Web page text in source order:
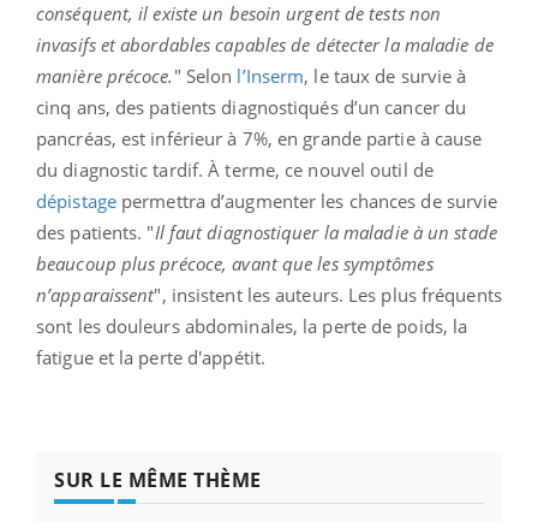
conséquent, il existe un besoin urgent de tests non
invasifs et abordables capables de détecter la maladie de
manière précoce. " Selon l’Inserm, le taux de survie à
cinq ans, des patients diagnostiqués d’un cancer du
pancréas, est inférieur à 7%, en grande partie à cause
du diagnostic tardif. À terme, ce nouvel outil de
dépistagepermettra d’augmenter les chances de survie
des patients. "Il faut diagnostiquer la maladie à un stade
beaucoup plus précoce, avant que les symptômes
n’apparaissent", insistent les auteurs. Les plus fréquents
sont les douleurs abdominales, la perte de poids, la
fatigue et la perte d'appétit.
SUR LE MÊME THÈME